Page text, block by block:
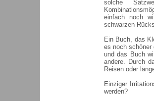
solche
einfach noch
schwarzen
Ein Buch, das
es noch
und das Buch
andere. Durch
Reisen oder
Einziger
werden?